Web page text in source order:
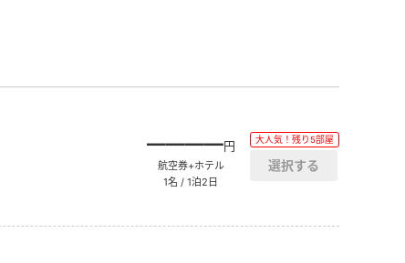
――――円
航空券+ホテル
1名 / 1泊2日
大人気！残り5部屋